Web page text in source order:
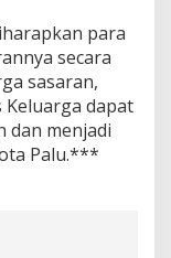
para
secara
sasaran,
dapat
dan menjadi
Palu.***